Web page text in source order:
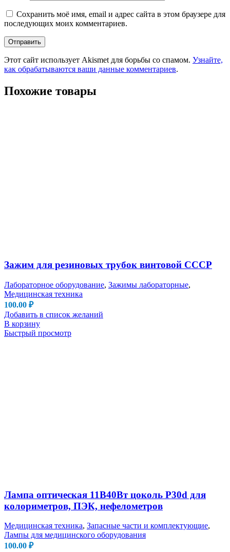
Сохранить моё имя, email и адрес сайта в этом браузере для
последующих моих комментариев.
Этот сайт использует Akismet для борьбы со спамом. Узнайте,
как обрабатываются ваши данные комментариев.
Похожие товары
Зажим для резиновых трубок винтовой СССР
Лабораторное оборудование, Зажимы лабораторные,
Медицинская техника
100.00 ₽
Добавить в список желаний
В корзину
Быстрый просмотр
Лампа оптическая 11В40Вт цоколь P30d для
колориметров, ПЭК, нефелометров
Медицинская техника, Запасные части и комплектующие,
Лампы для медицинского оборудования
100.00 ₽